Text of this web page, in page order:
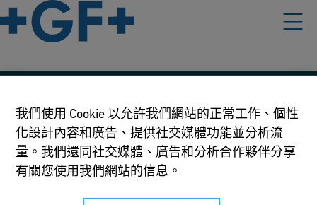
使用條款
隱私條款
我們使用 Cookie 以允許我們網站的正常工作、個性
化設計內容和廣告、提供社交媒體功能並分析流
量。我們還同社交媒體、廣告和分析合作夥伴分享
有關您使用我們網站的信息。